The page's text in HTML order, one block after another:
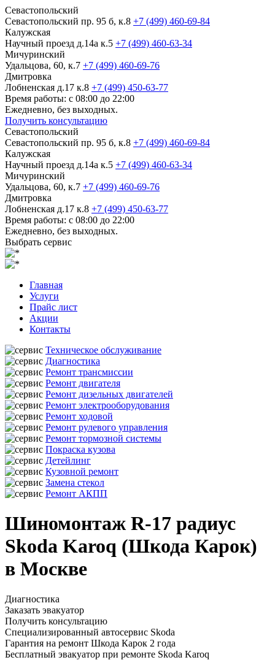
Севастопольский
Севастопольский пр. 95 б, к.8 +7 (499) 460-69-84
Калужская
Научный проезд д.14а к.5 +7 (499) 460-63-34
Мичуринский
Удальцова, 60, к.7 +7 (499) 460-69-76
Дмитровка
Лобненская д.17 к.8 +7 (499) 450-63-77
Время работы: с 08:00 до 22:00
Ежедневно, без выходных.
Получить консультацию
Севастопольский
Севастопольский пр. 95 б, к.8 +7 (499) 460-69-84
Калужская
Научный проезд д.14а к.5 +7 (499) 460-63-34
Мичуринский
Удальцова, 60, к.7 +7 (499) 460-69-76
Дмитровка
Лобненская д.17 к.8 +7 (499) 450-63-77
Время работы: с 08:00 до 22:00
Ежедневно, без выходных.
Выбрать сервис
Главная
Услуги
Прайс лист
Акции
Контакты
Техническое обслуживание
Диагностика
Ремонт трансмиссии
Ремонт двигателя
Ремонт дизельных двигателей
Ремонт электрооборудования
Ремонт ходовой
Ремонт рулевого управления
Ремонт тормозной системы
Покраска кузова
Детейлинг
Кузовной ремонт
Замена стекол
Ремонт АКПП
Шиномонтаж R-17 радиус
Skoda Karoq (Шкода Карок)
в Москве
Диагностика
Заказать эвакуатор
Получить консультацию
Специализированный автосервис Skoda
Гарантия на ремонт Шкода Карок 2 года
Бесплатный эвакуатор при ремонте Skoda Karoq